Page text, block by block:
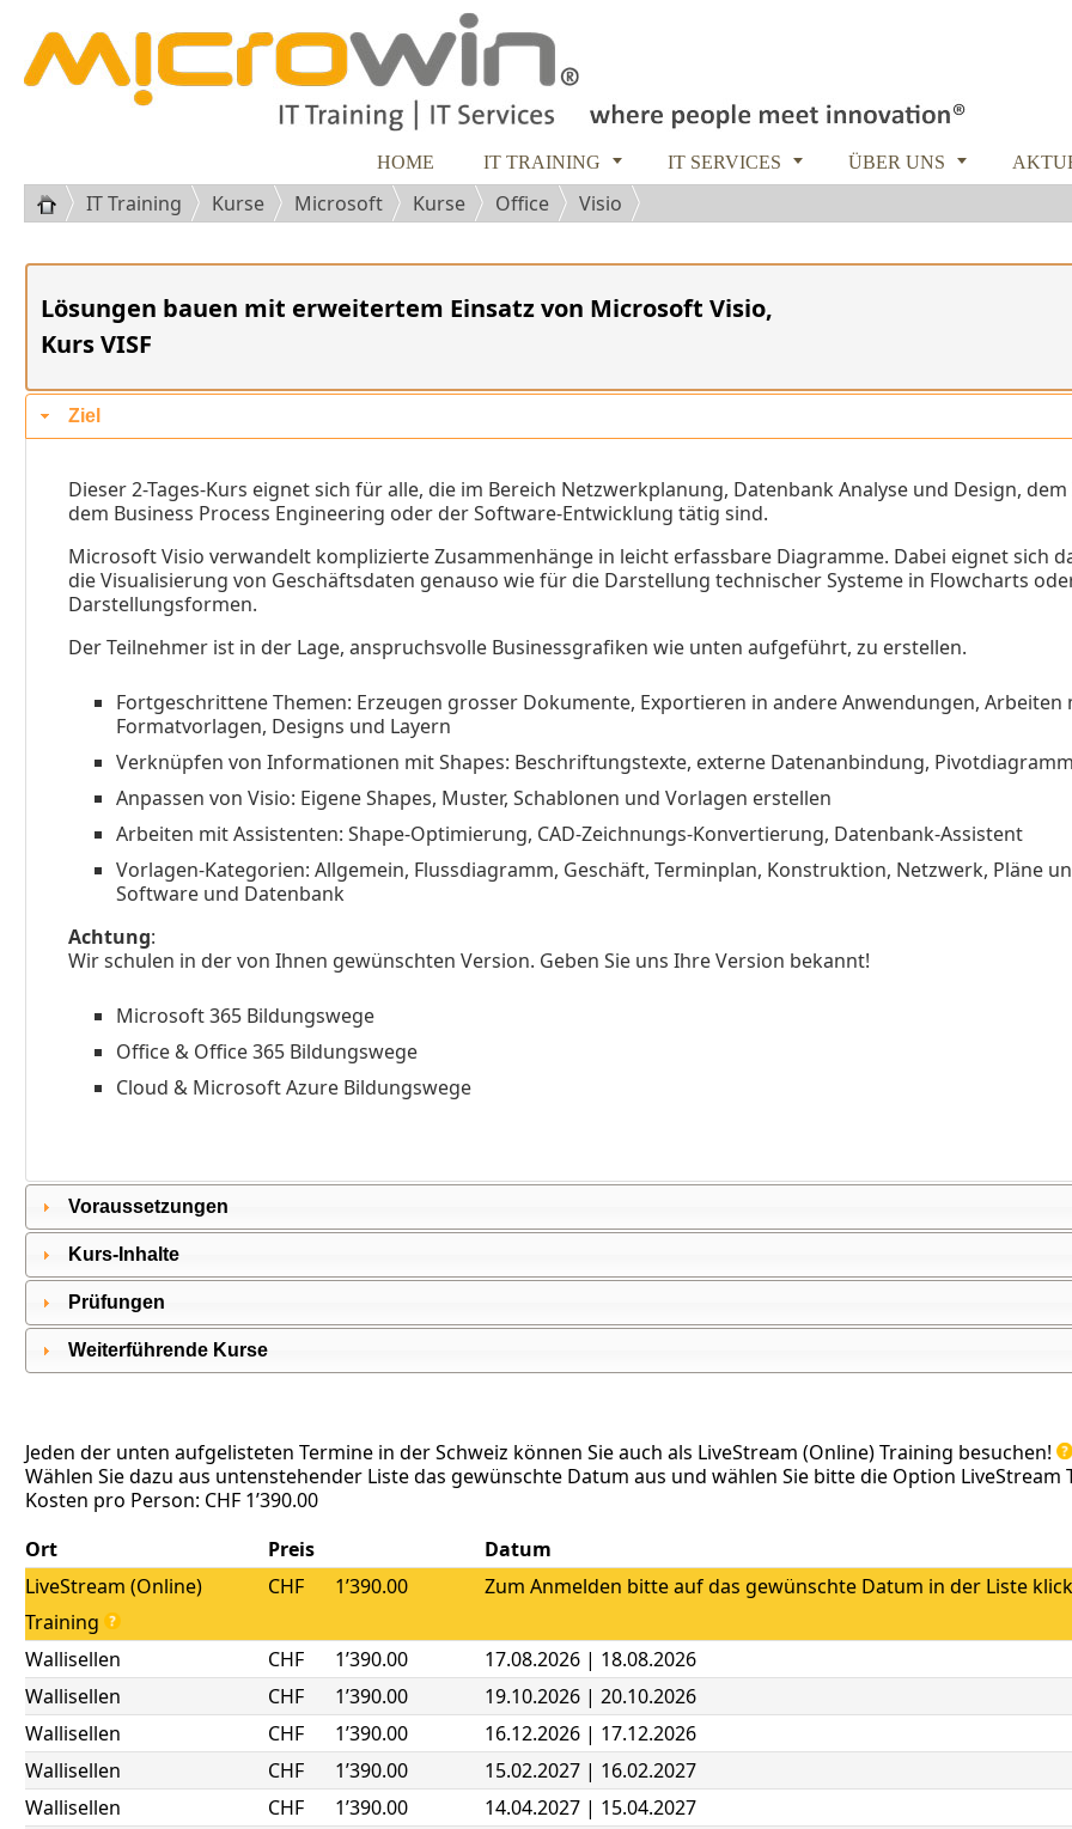
HOME IT TRAINING  IT SERVICES  ÜBER UNS 
IT Training Kurse Microsoft Kurse Office Visio
Lösungen bauen mit erweitertem Einsatz von Microsoft Visio,
Kurs VISF
Ziel
Dieser 2-Tages-Kurs eignet sich für alle, die im Bereich Netzwerkplanung, Datenbank Analyse und Design,
dem Business Process Engineering oder der Software-Entwicklung tätig sind.
Microsoft Visio verwandelt komplizierte Zusammenhänge in leicht erfassbare Diagramme. Dabei eignet sich
die Visualisierung von Geschäftsdaten genauso wie für die Darstellung technischer Systeme in Flowcharts
Darstellungsformen.
Der Teilnehmer ist in der Lage, anspruchsvolle Businessgrafiken wie unten aufgeführt, zu erstellen.
Fortgeschrittene Themen: Erzeugen grosser Dokumente, Exportieren in andere Anwendungen, Arbeiten
Formatvorlagen, Designs und Layern
Verknüpfen von Informationen mit Shapes: Beschriftungstexte, externe Datenanbindung,
Anpassen von Visio: Eigene Shapes, Muster, Schablonen und Vorlagen erstellen
Arbeiten mit Assistenten: Shape-Optimierung, CAD-Zeichnungs-Konvertierung, Datenbank-Assistent
Vorlagen-Kategorien: Allgemein, Flussdiagramm, Geschäft, Terminplan, Konstruktion, Netzwerk, Pläne
Software und Datenbank
Achtung:
Wir schulen in der von Ihnen gewünschten Version. Geben Sie uns Ihre Version bekannt!
Microsoft 365 Bildungswege
Office & Office 365 Bildungswege
Cloud & Microsoft Azure Bildungswege
Voraussetzungen
Kurs-Inhalte
Prüfungen
Weiterführende Kurse
Jeden der unten aufgelisteten Termine in der Schweiz können Sie auch als LiveStream (Online) Training besuchen!
Wählen Sie dazu aus untenstehender Liste das gewünschte Datum aus und wählen Sie bitte die Option LiveStream
Kosten pro Person: CHF 1’390.00
Ort
Preis
Datum
LiveStream (Online)
Training
CHF 1’390.00 Zum Anmelden bitte auf das gewünschte Datum in der Liste
Wallisellen CHF 1’390.00 17.08.2026 | 18.08.2026
Wallisellen
CHF 1’390.00 19.10.2026 | 20.10.2026
Wallisellen
CHF 1’390.00 16.12.2026 | 17.12.2026
Wallisellen
CHF 1’390.00 15.02.2027 | 16.02.2027
Wallisellen
CHF 1’390.00 14.04.2027 | 15.04.2027